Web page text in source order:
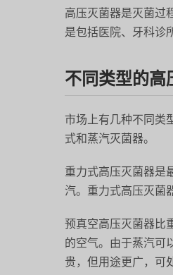
高压灭菌器是灭菌过
是包括医院、牙科诊
不同类型的高
市场上有几种不同类
式和蒸汽灭菌器。
重力式高压灭菌器是
汽。重力式高压灭菌
预真空高压灭菌器比
的空气。由于蒸汽可
贵，但用途更广，可